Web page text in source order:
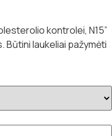
kontrolei, N15”
Būtini laukeliai pažymėti